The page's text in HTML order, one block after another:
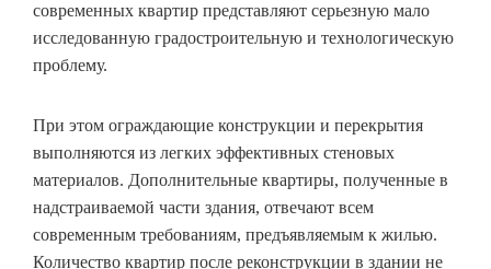
современных квартир представляют серьезную мало
исследованную градостроительную и технологическую
проблему.
При этом ограждающие конструкции и перекрытия
выполняются из легких эффективных стеновых
материалов. Дополнительные квартиры, полученные в
надстраиваемой части здания, отвечают всем
современным требованиям, предъявляемым к жилью.
Количество квартир после реконструкции в здании не